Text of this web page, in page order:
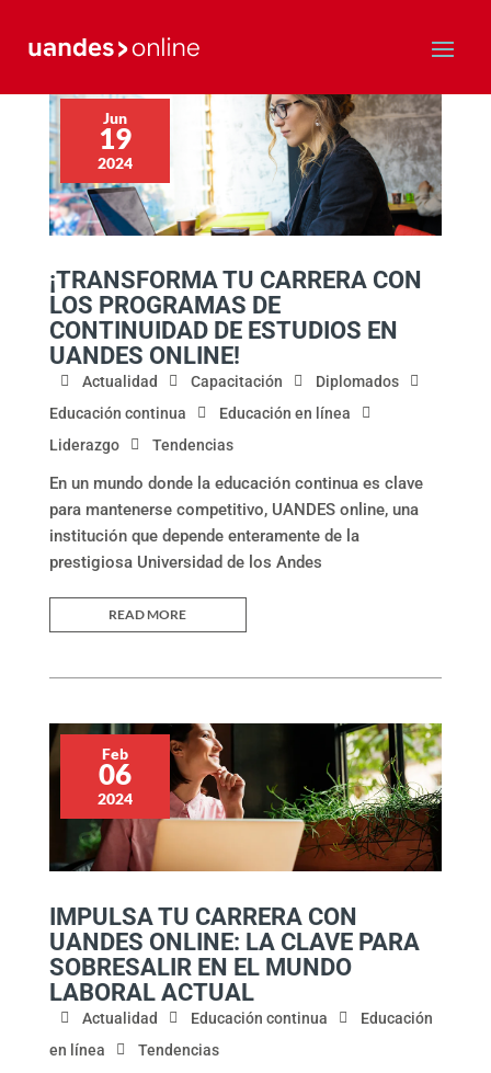
¡TRANSFORMA TU CARRERA CON
LOS PROGRAMAS DE
CONTINUIDAD DE ESTUDIOS EN
UANDES ONLINE!
Actualidad Capacitación
Diplomados
Educación continua
Educación en línea
Liderazgo
Tendencias
En un mundo donde la educación continua es clave
para mantenerse competitivo, UANDES online, una
institución que depende enteramente de la
prestigiosa Universidad de los Andes
READ MORE
Jun
19
2024
IMPULSA TU CARRERA CON
UANDES ONLINE: LA CLAVE PARA
SOBRESALIR EN EL MUNDO
LABORAL ACTUAL
Actualidad Educación continua
Educación
en línea
Tendencias
Feb
06
2024